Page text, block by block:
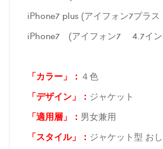
iPhone7 plus (アイフォン7プラ
iPhone7 (アイフォン7 4.7イ
「カラー」： ４色
「デザイン」
： ジャケット
「適用層」： 男女兼用
「スタイル」： ジャケット型 お